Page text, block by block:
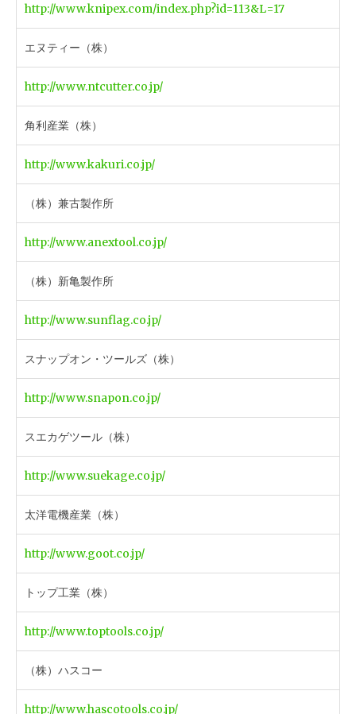
http://www.knipex.com/index.php?id=113&L=17
エヌティー（株）
http://www.ntcutter.co.jp/
角利産業（株）
http://www.kakuri.co.jp/
（株）兼古製作所
http://www.anextool.co.jp/
（株）新亀製作所
http://www.sunflag.co.jp/
スナップオン・ツールズ（株）
http://www.snapon.co.jp/
スエカゲツール（株）
http://www.suekage.co.jp/
太洋電機産業（株）
http://www.goot.co.jp/
トップ工業（株）
http://www.toptools.co.jp/
（株）ハスコー
http://www.hascotools.co.jp/